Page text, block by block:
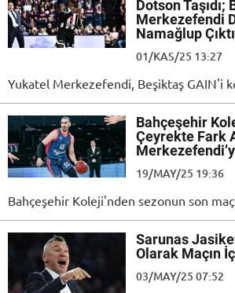
Dotson Taşıdı;
Merkezefendi
Namağlup Çıktı
01/KAS/25 13:27
Yukatel Merkezefendi, Beşiktaş GAIN'i
Bahçeşehir
Çeyrekte Fark
19/MAY/25 19:36
Bahçeşehir Koleji'nden sezonun son
Sarunas
Olarak Maçın
03/MAY/25 07:52